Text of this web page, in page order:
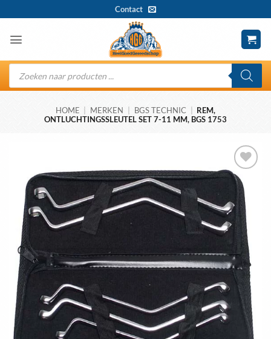
naar
inhoud
Contact
Producten
zoeken
HOME MERKEN BGS TECHNIC
REM,
ONTLUCHTINGSSLEUTEL SET 7-11 MM, BGS 1753
Toevoegen
aan
wenslijst